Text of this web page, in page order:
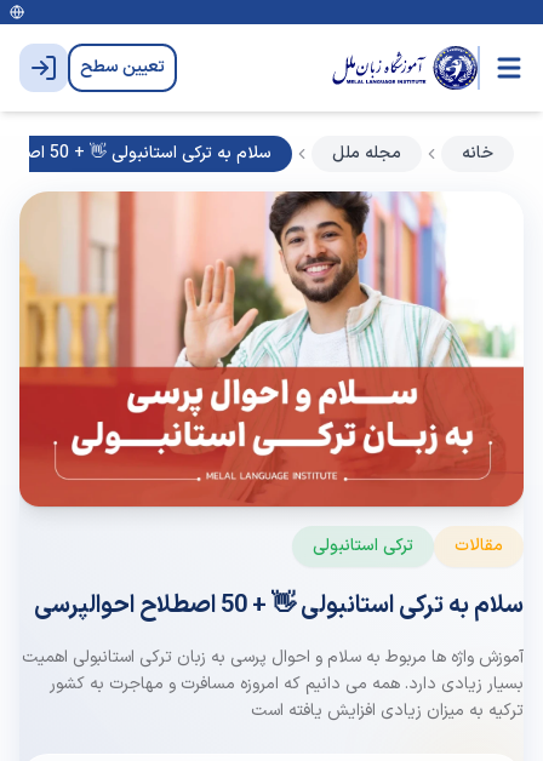
تعیین سطح
خانه مجله ملل سلام به ترکی استانبولی 👋 + 50 اصطلاح احوالپرسی
مقالات ترکی استانبولی
سلام به ترکی استانبولی 👋 + 50 اصطلاح احوالپرسی
آموزش واژه ها مربوط به سلام و احوال پرسی به زبان ترکی استانبولی اهمیت
بسیار زیادی دارد. همه می دانیم که امروزه مسافرت و مهاجرت به کشور
ترکیه به میزان زیادی افزایش یافته است